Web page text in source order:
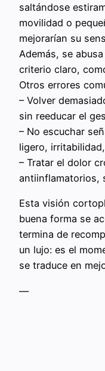
saltándose
movilidad o
mejorarían su
Además, se
criterio claro,
Otros errores
– Volver
sin reeducar el
– No escuchar
ligero,
– Tratar el dolor
antiinflamatorios,
Esta visión
buena forma se
termina de
un lujo: es el
se traduce en
—